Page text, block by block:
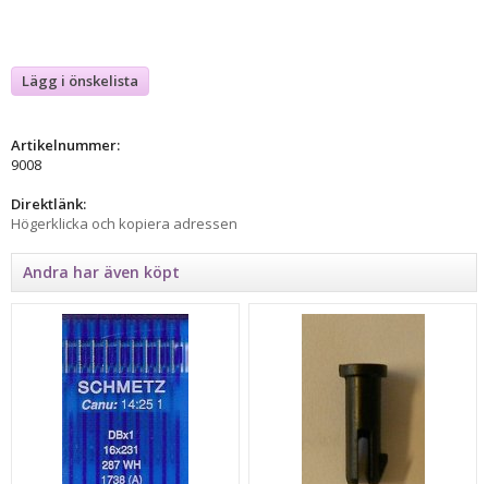
Lägg i önskelista
Artikelnummer:
9008
Direktlänk:
Högerklicka och kopiera adressen
Andra har även köpt